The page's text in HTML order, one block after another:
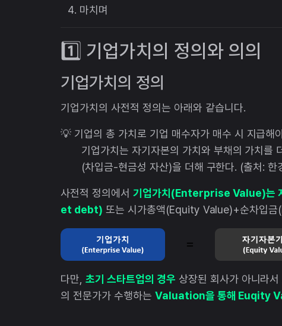
마치며
1️⃣ 기업가치의 정의와 의의
기업가치의 정의
기업가치의 사전적 정의는 아래와 같습니다.
💡 기업의 총 가치로 기업 매수자가 매수 시 지급해
기업가치는 자기자본의 가치와 부채의 가치를
(차입금-현금성 자산)을 더해 구한다. (출처: 한
사전적 정의에서 기업가치(Enterprise Value)는
et debt) 또는 시가총액(Equity Value)+순차입
다만, 초기 스타트업의 경우 상장된 회사가 아니라
의 전문가가 수행하는 Valuation을 통해 Euqity